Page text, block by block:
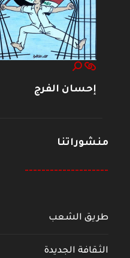
إحسان الفرج
منشوراتنا
--------------------
طريق الشعب
الثقافة الجديدة